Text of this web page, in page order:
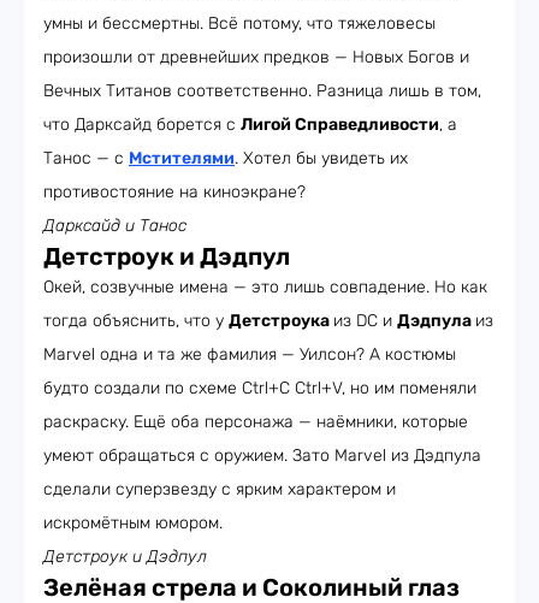
умны и бессмертны. Всё потому, что тяжеловесы
произошли от древнейших предков — Новых Богов и
Вечных Титанов соответственно. Разница лишь в том,
что Дарксайд борется с Лигой Справедливости, а
Танос — с Мстителями. Хотел бы увидеть их
противостояние на киноэкране?
Дарксайд и Танос
Детстроук и Дэдпул
Окей, созвучные имена — это лишь совпадение. Но как
тогда объяснить, что у Детстроука из DC и Дэдпула из
Marvel одна и та же фамилия — Уилсон? А костюмы
будто создали по схеме Ctrl+C Ctrl+V, но им поменяли
раскраску. Ещё оба персонажа — наёмники, которые
умеют обращаться с оружием. Зато Marvel из Дэдпула
сделали суперзвезду с ярким характером и
искромётным юмором.
Детстроук и Дэдпул
Зелёная стрела и Соколиный глаз